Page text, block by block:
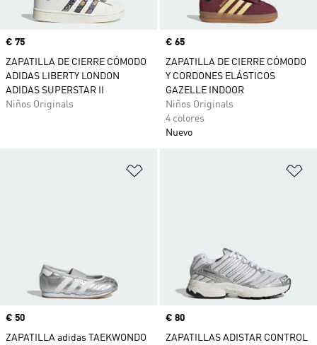
Precio
€ 75
ZAPATILLA DE CIERRE CÓMODO
ADIDAS LIBERTY LONDON
ADIDAS SUPERSTAR II
Niños Originals
Precio
€ 65
ZAPATILLA DE CIERRE CÓMODO
Y CORDONES ELÁSTICOS
GAZELLE INDOOR
Niños Originals
4 colores
Nuevo
Precio
€ 50
ZAPATILLA adidas TAEKWONDO
Precio
€ 80
ZAPATILLAS ADISTAR CONTROL